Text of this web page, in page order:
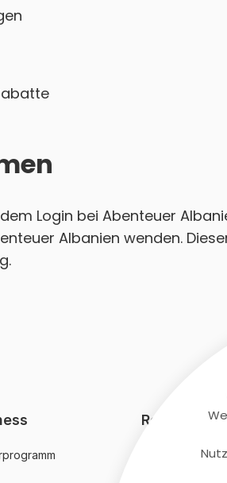
Login bei Abenteuer
Albanien wenden.
Rechtliches